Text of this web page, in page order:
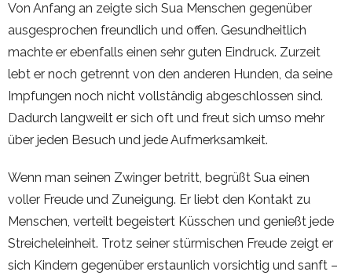
Von Anfang an zeigte sich Sua Menschen gegenüber
ausgesprochen freundlich und offen. Gesundheitlich
machte er ebenfalls einen sehr guten Eindruck. Zurzeit
lebt er noch getrennt von den anderen Hunden, da seine
Impfungen noch nicht vollständig abgeschlossen sind.
Dadurch langweilt er sich oft und freut sich umso mehr
über jeden Besuch und jede Aufmerksamkeit.
Wenn man seinen Zwinger betritt, begrüßt Sua einen
voller Freude und Zuneigung. Er liebt den Kontakt zu
Menschen, verteilt begeistert Küsschen und genießt jede
Streicheleinheit. Trotz seiner stürmischen Freude zeigt er
sich Kindern gegenüber erstaunlich vorsichtig und sanft –